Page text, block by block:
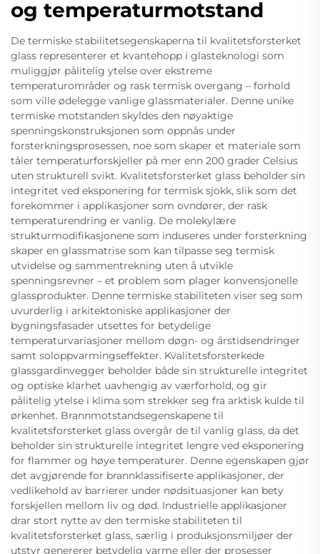
og temperaturmotstand
De termiske stabilitetsegenskaperna til kvalitetsforsterket
glass representerer et kvantehopp i glasteknologi som
muliggjør pålitelig ytelse over ekstreme
temperaturområder og rask termisk overgang – forhold
som ville ødelegge vanlige glassmaterialer. Denne unike
termiske motstanden skyldes den nøyaktige
spenningskonstruksjonen som oppnås under
forsterkningsprosessen, noe som skaper et materiale som
tåler temperaturforskjeller på mer enn 200 grader Celsius
uten strukturell svikt. Kvalitetsforsterket glass beholder sin
integritet ved eksponering for termisk sjokk, slik som det
forekommer i applikasjoner som ovndører, der rask
temperaturendring er vanlig. De molekylære
strukturmodifikasjonene som induseres under forsterkning
skaper en glassmatrise som kan tilpasse seg termisk
utvidelse og sammentrekning uten å utvikle
spenningsrevner – et problem som plager konvensjonelle
glassprodukter. Denne termiske stabiliteten viser seg som
uvurderlig i arkitektoniske applikasjoner der
bygningsfasader utsettes for betydelige
temperaturvariasjoner mellom døgn- og årstidsendringer
samt soloppvarmingseffekter. Kvalitetsforsterkede
glassgardinvegger beholder både sin strukturelle integritet
og optiske klarhet uavhengig av værforhold, og gir
pålitelig ytelse i klima som strekker seg fra arktisk kulde til
ørkenhet. Brannmotstandsegenskapene til
kvalitetsforsterket glass overgår de til vanlig glass, da det
beholder sin strukturelle integritet lengre ved eksponering
for flammer og høye temperaturer. Denne egenskapen gjør
det avgjørende for brannklassifiserte applikasjoner, der
vedlikehold av barrierer under nødsituasjoner kan bety
forskjellen mellom liv og død. Industrielle applikasjoner
drar stort nytte av den termiske stabiliteten til
kvalitetsforsterket glass, særlig i produksjonsmiljøer der
utstyr genererer betydelig varme eller der prosesser